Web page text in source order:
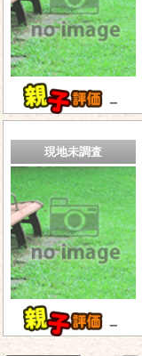
－
現地未調査
－